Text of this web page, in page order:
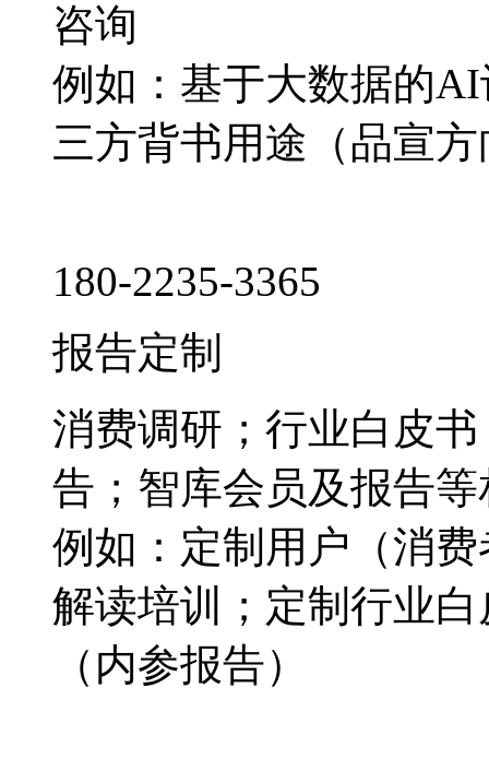
咨询
例如：基于大数据的
三方背书用途（品宣
180-2235-3365
报告定制
消费调研；行业白皮
告；智库会员及报告
例如：定制用户（消
解读培训；定制行业
（内参报告）